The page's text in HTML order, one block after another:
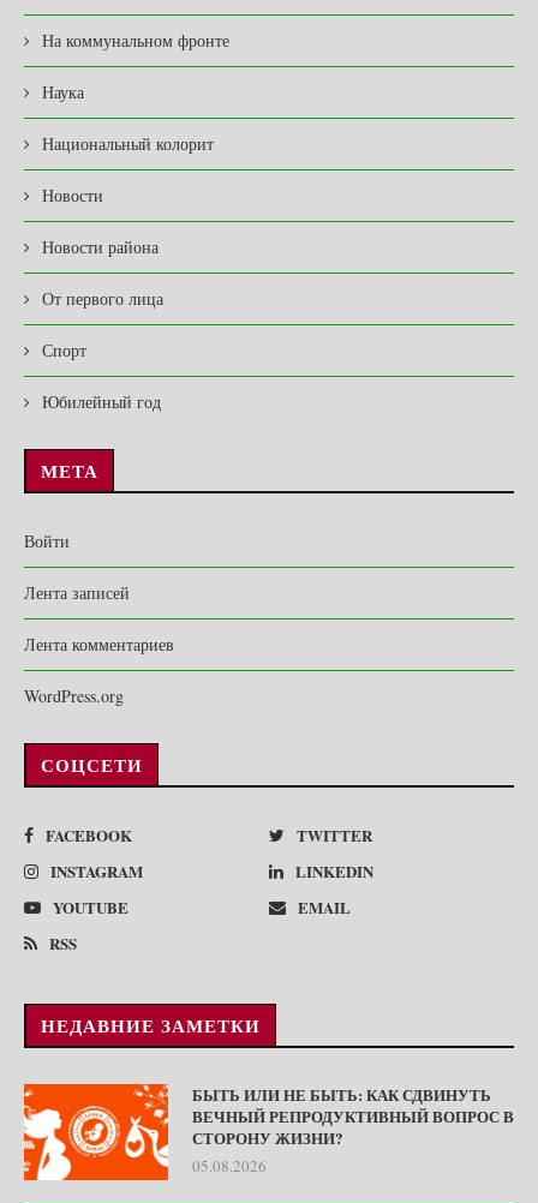
На коммунальном фронте
Наука
Национальный колорит
Новости
Новости района
От первого лица
Спорт
Юбилейный год
МЕТА
Войти
Лента записей
Лента комментариев
WordPress.org
СОЦСЕТИ
FACEBOOK
TWITTER
INSTAGRAM
LINKEDIN
YOUTUBE
EMAIL
RSS
НЕДАВНИЕ ЗАМЕТКИ
БЫТЬ ИЛИ НЕ БЫТЬ: КАК СДВИНУТЬ
ВЕЧНЫЙ РЕПРОДУКТИВНЫЙ ВОПРОС В
СТОРОНУ ЖИЗНИ?
05.08.2026